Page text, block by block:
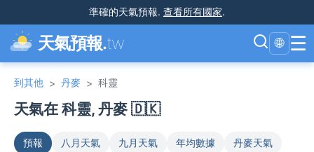
準確的天氣預報. 查看所有國家.
天氣預報.tw 🌐 ☰
到其他 > 丹麥 > 科靈
天氣在 科靈, 丹麥 🇩🇰
預報 八月天氣 九月天氣 年均數據 丹麥天氣